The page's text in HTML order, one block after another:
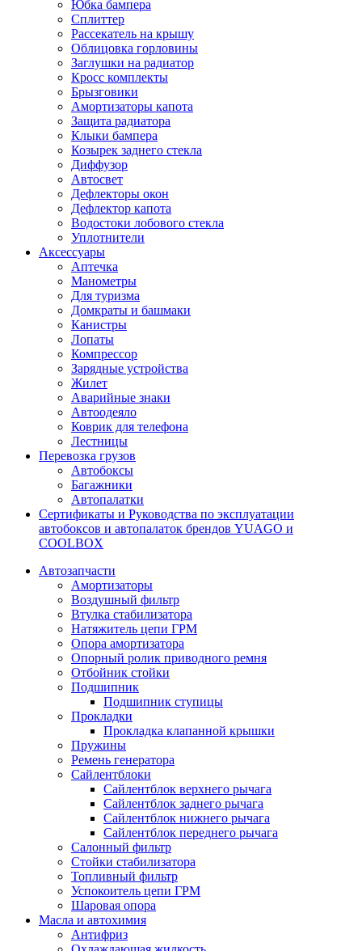
Юбка бампера
Сплиттер
Рассекатель на крышу
Облицовка горловины
Заглушки на радиатор
Кросс комплекты
Брызговики
Амортизаторы капота
Защита радиатора
Клыки бампера
Козырек заднего стекла
Диффузор
Автосвет
Дефлекторы окон
Дефлектор капота
Водостоки лобового стекла
Уплотнители
Аксессуары
Аптечка
Манометры
Для туризма
Домкраты и башмаки
Канистры
Лопаты
Компрессор
Зарядные устройства
Жилет
Аварийные знаки
Автоодеяло
Коврик для телефона
Лестницы
Перевозка грузов
Автобоксы
Багажники
Автопалатки
Сертификаты и Руководства по эксплуатации
автобоксов и автопалаток брендов YUAGO и
COOLBOX
Автозапчасти
Амортизаторы
Воздушный фильтр
Втулка стабилизатора
Натяжитель цепи ГРМ
Опора амортизатора
Опорный ролик приводного ремня
Отбойник стойки
Подшипник
Подшипник ступицы
Прокладки
Прокладка клапанной крышки
Пружины
Ремень генератора
Сайлентблоки
Сайлентблок верхнего рычага
Сайлентблок заднего рычага
Сайлентблок нижнего рычага
Сайлентблок переднего рычага
Салонный фильтр
Стойки стабилизатора
Топливный фильтр
Успокоитель цепи ГРМ
Шаровая опора
Масла и автохимия
Антифриз